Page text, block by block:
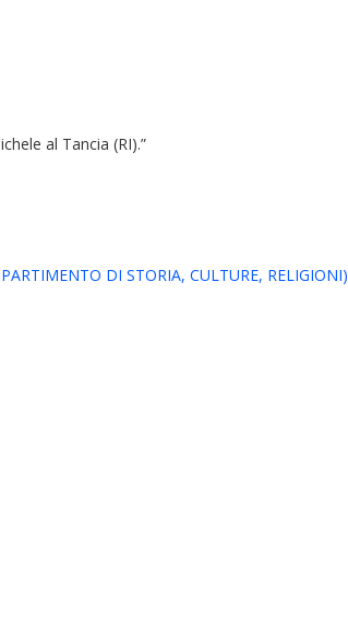
al Tancia (RI).”
DI STORIA, CULTURE, RELIGIONI)